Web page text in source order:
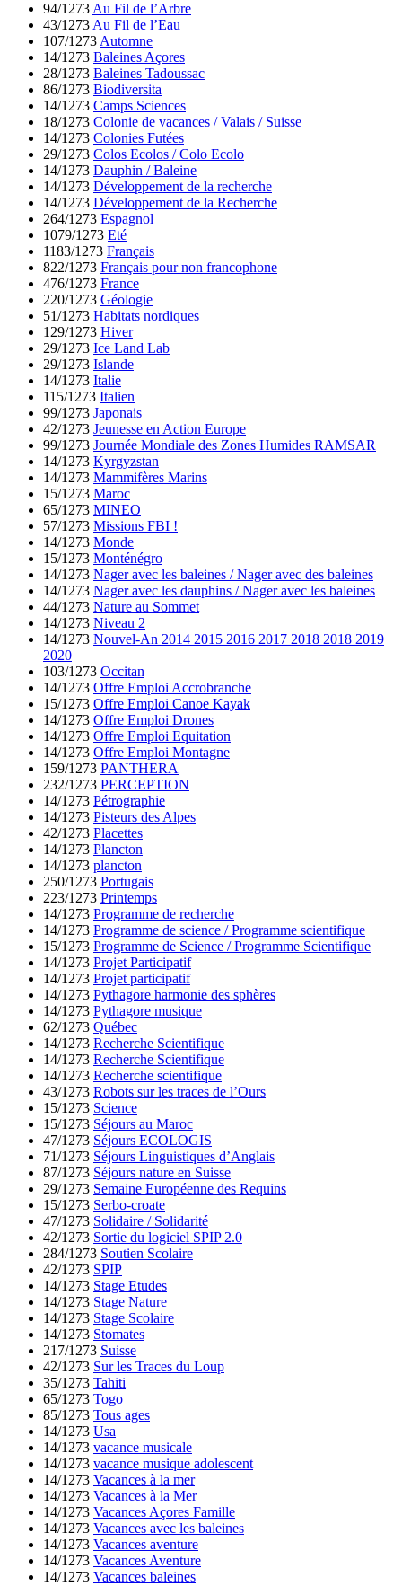
94/1273 Au Fil de l’Arbre
43/1273 Au Fil de l’Eau
107/1273 Automne
14/1273 Baleines Açores
28/1273 Baleines Tadoussac
86/1273 Biodiversita
14/1273 Camps Sciences
18/1273 Colonie de vacances / Valais / Suisse
14/1273 Colonies Futées
29/1273 Colos Ecolos / Colo Ecolo
14/1273 Dauphin / Baleine
14/1273 Développement de la recherche
14/1273 Développement de la Recherche
264/1273 Espagnol
1079/1273 Eté
1183/1273 Français
822/1273 Français pour non francophone
476/1273 France
220/1273 Géologie
51/1273 Habitats nordiques
129/1273 Hiver
29/1273 Ice Land Lab
29/1273 Islande
14/1273 Italie
115/1273 Italien
99/1273 Japonais
42/1273 Jeunesse en Action Europe
99/1273 Journée Mondiale des Zones Humides RAMSAR
14/1273 Kyrgyzstan
14/1273 Mammifères Marins
15/1273 Maroc
65/1273 MINEO
57/1273 Missions FBI !
14/1273 Monde
15/1273 Monténégro
14/1273 Nager avec les baleines / Nager avec des baleines
14/1273 Nager avec les dauphins / Nager avec les baleines
44/1273 Nature au Sommet
14/1273 Niveau 2
14/1273 Nouvel-An 2014 2015 2016 2017 2018 2018 2019
2020
103/1273 Occitan
14/1273 Offre Emploi Accrobranche
15/1273 Offre Emploi Canoe Kayak
14/1273 Offre Emploi Drones
14/1273 Offre Emploi Equitation
14/1273 Offre Emploi Montagne
159/1273 PANTHERA
232/1273 PERCEPTION
14/1273 Pétrographie
14/1273 Pisteurs des Alpes
42/1273 Placettes
14/1273 Plancton
14/1273 plancton
250/1273 Portugais
223/1273 Printemps
14/1273 Programme de recherche
14/1273 Programme de science / Programme scientifique
15/1273 Programme de Science / Programme Scientifique
14/1273 Projet Participatif
14/1273 Projet participatif
14/1273 Pythagore harmonie des sphères
14/1273 Pythagore musique
62/1273 Québec
14/1273 Recherche Scientifique
14/1273 Recherche Scientifique
14/1273 Recherche scientifique
43/1273 Robots sur les traces de l’Ours
15/1273 Science
15/1273 Séjours au Maroc
47/1273 Séjours ECOLOGIS
71/1273 Séjours Linguistiques d’Anglais
87/1273 Séjours nature en Suisse
29/1273 Semaine Européenne des Requins
15/1273 Serbo-croate
47/1273 Solidaire / Solidarité
42/1273 Sortie du logiciel SPIP 2.0
284/1273 Soutien Scolaire
42/1273 SPIP
14/1273 Stage Etudes
14/1273 Stage Nature
14/1273 Stage Scolaire
14/1273 Stomates
217/1273 Suisse
42/1273 Sur les Traces du Loup
35/1273 Tahiti
65/1273 Togo
85/1273 Tous ages
14/1273 Usa
14/1273 vacance musicale
14/1273 vacance musique adolescent
14/1273 Vacances à la mer
14/1273 Vacances à la Mer
14/1273 Vacances Açores Famille
14/1273 Vacances avec les baleines
14/1273 Vacances aventure
14/1273 Vacances Aventure
14/1273 Vacances baleines